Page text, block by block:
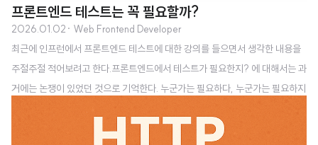
프론트엔드 테스트는 꼭 필요할까?
2026.01.02 · Web Frontend Developer
최근에 인프런에서 프론트엔드 테스트에 대한 강의를 들으면서 생각한 내용을
주절주절 적어보려고 한다.프론트엔드에서 테스트가 필요한지? 에 대해서는 과
거에는 논쟁이 있었던 것으로 기억한다. 누군가는 필요하다, 누군가는 필요하지
는 있다. 하지만 테스트 코드가 있다고 크게 더 나은 점이 있는지는 잘 모르겠다.